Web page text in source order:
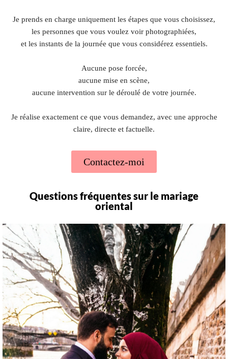
Je prends en charge uniquement les étapes que vous choisissez,
les personnes que vous voulez voir photographiées,
et les instants de la journée que vous considérez essentiels.
Aucune pose forcée,
aucune mise en scène,
aucune intervention sur le déroulé de votre journée.
Je réalise exactement ce que vous demandez, avec une approche
claire, directe et factuelle.
Contactez-moi
Questions fréquentes sur le mariage
oriental